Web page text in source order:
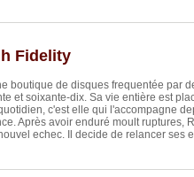
Fidelity
boutique de disques frequentée par
et soixante-dix. Sa vie entière est
c'est elle qui l'accompagne
Après avoir enduré moult ruptures,
echec. Il decide de relancer ses